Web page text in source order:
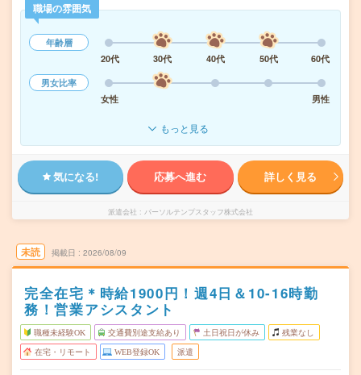
職場の雰囲気
年齢層
20代
30代 40代 50代
60代
男女比率
女性
男性
もっと見る
気になる! 応募へ進む 詳しく見る
派遣会社 パーソルテンプスタッフ株式会社
未読 掲載日 2026/08/09
完全在宅＊時給1900円！週4日＆10-16時勤
務！営業アシスタント
職種未経験OK 交通費別途支給あり 土日祝日が休み 残業なし
在宅・リモート WEB登録OK 派遣